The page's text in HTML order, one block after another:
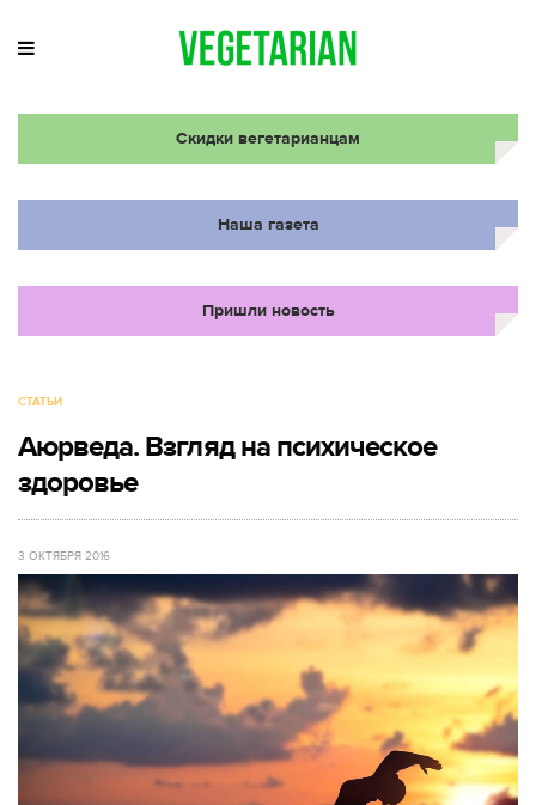
Скидки вегетарианцам
Наша газета
Пришли новость
СТАТЬИ
Аюрведа. Взгляд на психическое
здоровье
3 ОКТЯБРЯ 2016